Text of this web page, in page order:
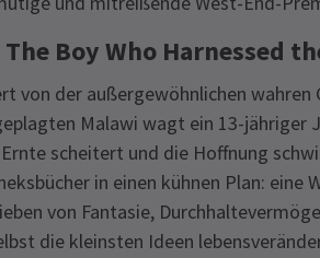
Boy Who Harnessed
von der außergewöhnlichen
Malawi wagt ein 13-jähriger
scheitert und die Hoffnung
in einen kühnen Plan: eine
von Fantasie,
die kleinsten Ideen